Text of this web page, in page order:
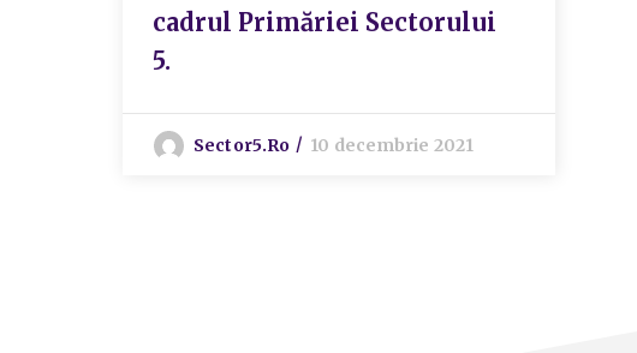
cadrul Primăriei Sectorului
5.
Sector5.ro 10 decembrie 2021